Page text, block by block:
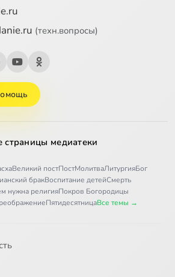
(техн.вопросы)
страницы медиатеки
Великий постПостМолитваЛитургияБог
бракВоспитание детейСмерть
нужна религияПокров Богородицы
ПятидесятницаВсе темы →